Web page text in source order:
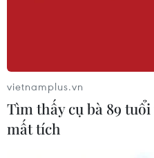
vietnamplus.vn
Tìm thấy cụ bà 89 tuổi
mất tích